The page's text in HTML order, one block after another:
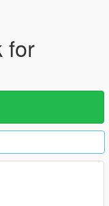
for